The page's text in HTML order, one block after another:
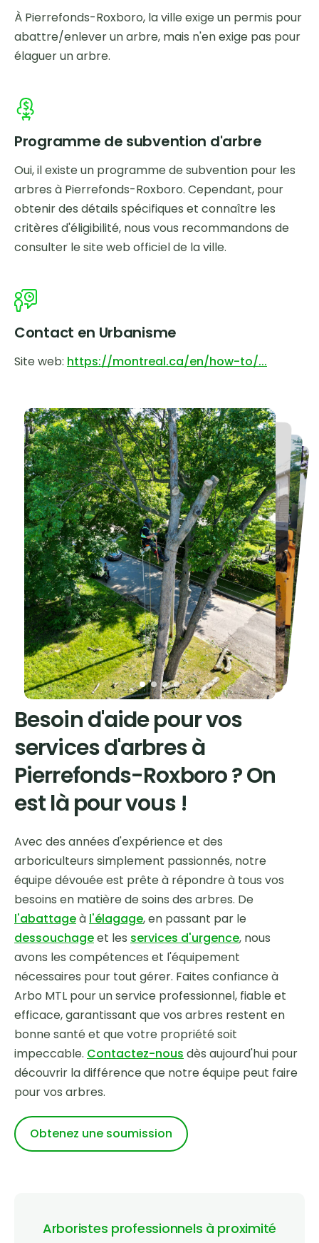
À Pierrefonds-Roxboro, la ville exige un permis pour
abattre/enlever un arbre, mais n'en exige pas pour
élaguer un arbre.
Programme de subvention d'arbre
Oui, il existe un programme de subvention pour les
arbres à Pierrefonds-Roxboro. Cependant, pour
obtenir des détails spécifiques et connaître les
critères d'éligibilité, nous vous recommandons de
consulter le site web officiel de la ville.
Contact en Urbanisme
Site web: https://montreal.ca/en/how-to/...
Besoin d'aide pour vos
services d'arbres à
Pierrefonds-Roxboro ? On
est là pour vous !
Avec des années d'expérience et des
arboriculteurs simplement passionnés, notre
équipe dévouée est prête à répondre à tous vos
besoins en matière de soins des arbres. De
l'abattageà l'élagage, en passant par le
dessouchageet les services d'urgence, nous
avons les compétences et l'équipement
nécessaires pour tout gérer. Faites confiance à
Arbo MTL pour un service professionnel, fiable et
efficace, garantissant que vos arbres restent en
bonne santé et que votre propriété soit
impeccable. Contactez-nous dès aujourd'hui pour
découvrir la différence que notre équipe peut faire
pour vos arbres.
Obtenez une soumission
Arboristes professionnels à proximité